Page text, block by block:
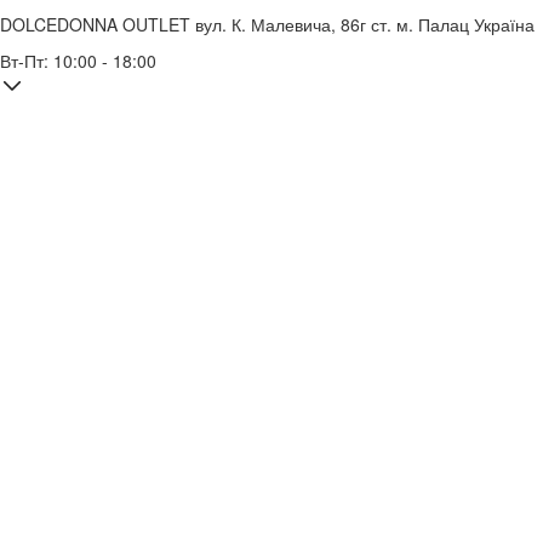
DOLCEDONNA OUTLET вул. К. Малевича, 86г ст. м. Палац Україна
Вт-Пт: 10:00 - 18:00